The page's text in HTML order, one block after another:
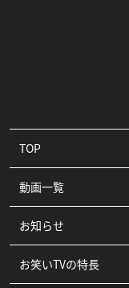
TOP
動画一覧
コント
漫才
お知らせ
お笑いTVの特長